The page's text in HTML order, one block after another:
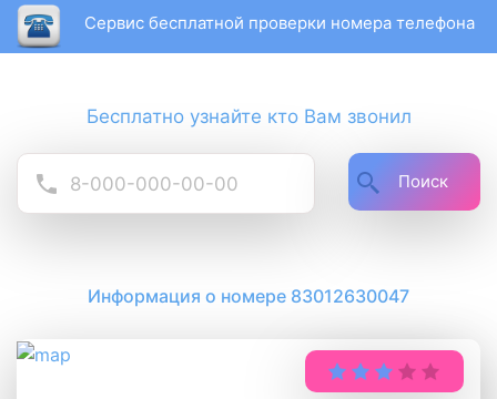
Сервис бесплатной проверки номера телефона
Бесплатно узнайте кто Вам звонил
Поиск
Информация о номере 83012630047